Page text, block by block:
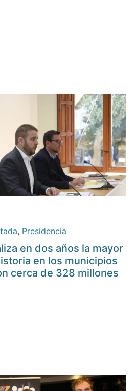
, Presidencia
en dos años la mayor
en los municipios
cerca de 328 millones